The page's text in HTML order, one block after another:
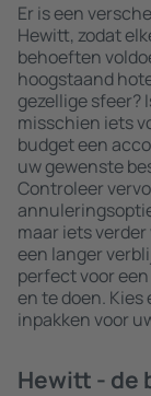
Er is een
Hewitt, zodat
behoeften
hoogstaand
gezellige sfeer?
misschien iets
budget een
uw gewenste
Controleer
maar iets
een langer
perfect voor
en te doen.
inpakken voor
Hewitt - de